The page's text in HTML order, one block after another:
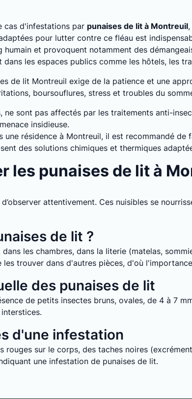
cas d'infestations par punaises de lit à Montreuil
pour lutter contre ce fléau est
humain et provoquent notamment des
les espaces publics comme les hôtels, les
de lit Montreuil exige de la patience et une
boursouflures, stress et troubles du
ne sont pas affectés par les traitements anti-
insidieuse.
une résidence à Montreuil, il est recommandé
des solutions chimiques et thermiques
les punaises de lit à
attentivement. Ces nuisibles se
de lit ?
les chambres, dans la literie (matelas,
les trouver dans d'autres pièces, d'où
des punaises de lit
de petits insectes bruns, ovales, de 4 à 7
d'une infestation
rouges sur le corps, des taches noires
une infestation de punaises de lit.